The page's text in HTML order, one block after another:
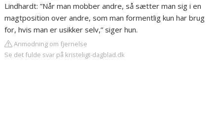
Lindhardt: ”Når man mobber andre, så sætter man sig i en
magtposition over andre, som man formentlig kun har brug
for, hvis man er usikker selv,” siger hun.
Anmodning om fjernelse
Se det fulde svar på kristeligt-dagblad.dk